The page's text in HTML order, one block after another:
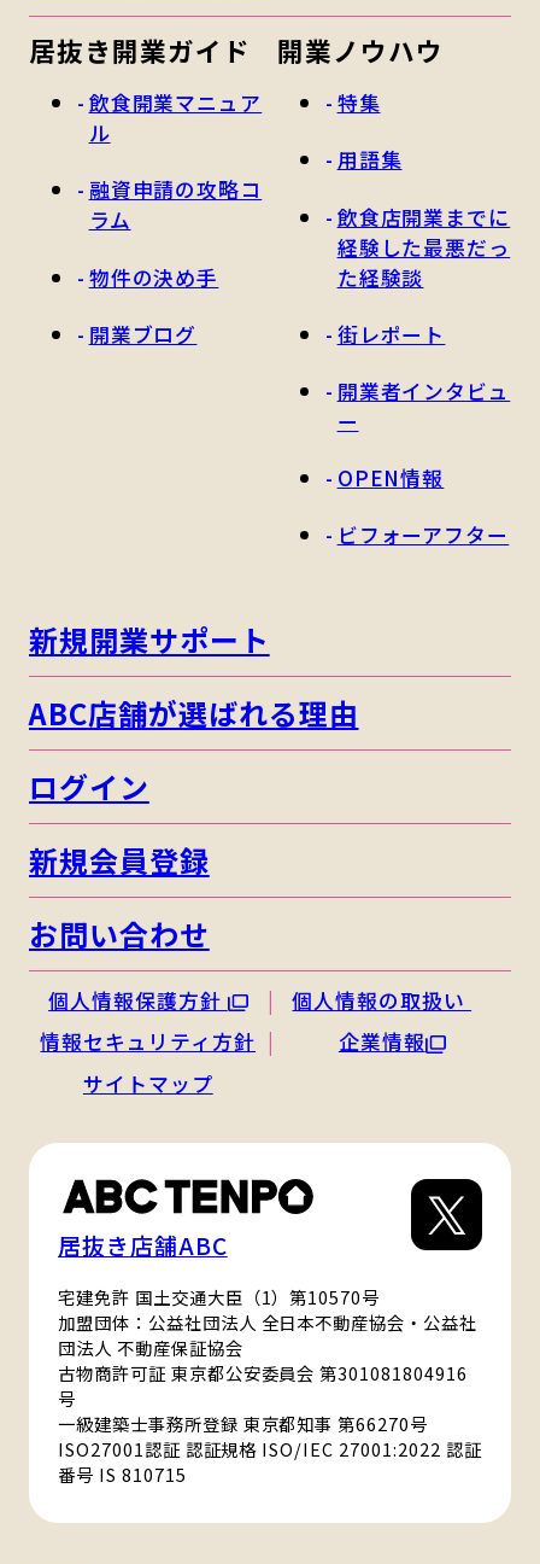
居抜き開業ガイド
飲食開業マニュア
ル
融資申請の攻略コ
ラム
物件の決め手
開業ブログ
開業ノウハウ
特集
用語集
飲食店開業までに
経験した最悪だっ
た経験談
街レポート
開業者インタビュ
ー
OPEN情報
ビフォーアフター
新規開業サポート
ABC店舗が選ばれる理由
ログイン
新規会員登録
お問い合わせ
個人情報保護方針
個人情報の取扱い
情報セキュリティ方針
企業情報
サイトマップ
居抜き店舗ABC
宅建免許 国土交通大臣（1）第10570号
加盟団体：公益社団法人 全日本不動産協会・公益社
団法人 不動産保証協会
古物商許可証 東京都公安委員会 第301081804916
号
一級建築士事務所登録 東京都知事 第66270号
ISO27001認証 認証規格 ISO/IEC 27001:2022 認証
番号 IS 810715